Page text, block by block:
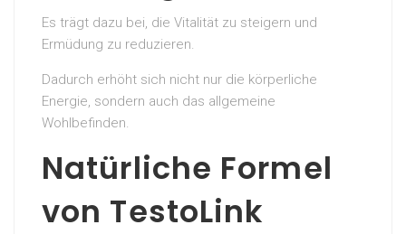
Es trägt dazu bei, die Vitalität zu steigern und
Ermüdung zu reduzieren.
Dadurch erhöht sich nicht nur die körperliche
Energie, sondern auch das allgemeine
Wohlbefinden.
Natürliche Formel
von TestoLink